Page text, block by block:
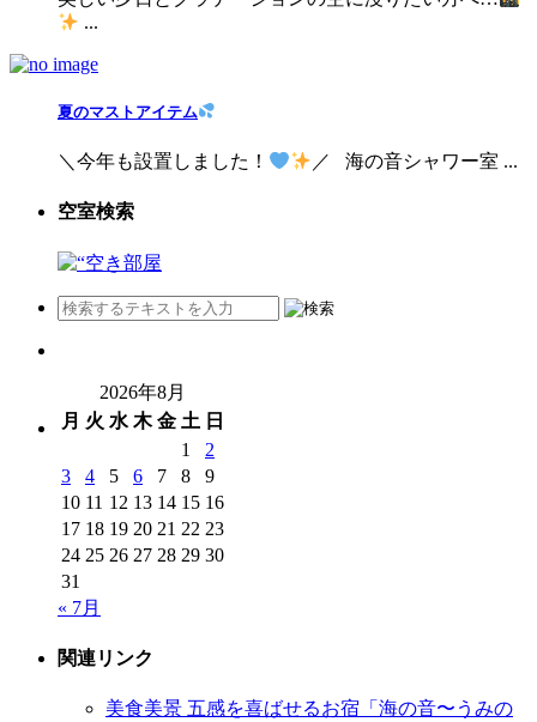
...
夏のマストアイテム
＼今年も設置しました！ ／ 海の音シャワー室 ...
空室検索
2026年8月
月 火 水 木 金 土 日
1
2
3
4 5 6 7 8
9
10 11 12 13 14 15 16
17 18 19 20 21 22 23
24 25 26 27 28 29 30
31
« 7月
関連リンク
美食美景 五感を喜ばせるお宿「海の音〜うみの